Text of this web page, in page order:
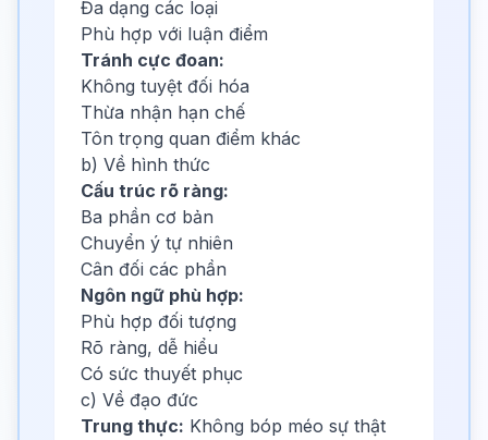
Đa dạng các loại
Phù hợp với luận điểm
Tránh cực đoan:
Không tuyệt đối hóa
Thừa nhận hạn chế
Tôn trọng quan điểm khác
b) Về hình thức
Cấu trúc rõ ràng:
Ba phần cơ bản
Chuyển ý tự nhiên
Cân đối các phần
Ngôn ngữ phù hợp:
Phù hợp đối tượng
Rõ ràng, dễ hiểu
Có sức thuyết phục
c) Về đạo đức
Trung thực: Không bóp méo sự thật